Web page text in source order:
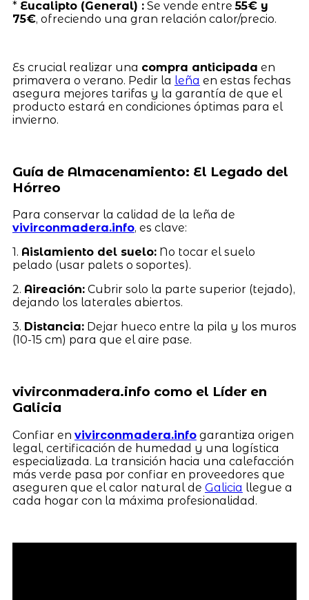
* Eucalipto (General) :Se vende entre55€ y
75€, ofreciendo una gran relación calor/precio.
Es crucial realizar una compra anticipada en
primavera o verano. Pedir la leña en estas fechas
asegura mejores tarifas y la garantía de que el
producto estará en condiciones óptimas para el
invierno.
Guía de Almacenamiento: El Legado del
Hórreo
Para conservar la calidad de la leña de
vivirconmadera.info, es clave:
1. Aislamiento del suelo:No tocar el suelo
pelado (usar palets o soportes).
2. Aireación:Cubrir solo la parte superior (tejado),
dejando los laterales abiertos.
3. Distancia:Dejar hueco entre la pila y los muros
(10-15 cm) para que el aire pase.
vivirconmadera.info como el Líder en
Galicia
Confiar en vivirconmadera.infogarantiza origen
legal, certificación de humedad y una logística
especializada. La transición hacia una calefacción
más verde pasa por confiar en proveedores que
aseguren que el calor natural de Galicia llegue a
cada hogar con la máxima profesionalidad.